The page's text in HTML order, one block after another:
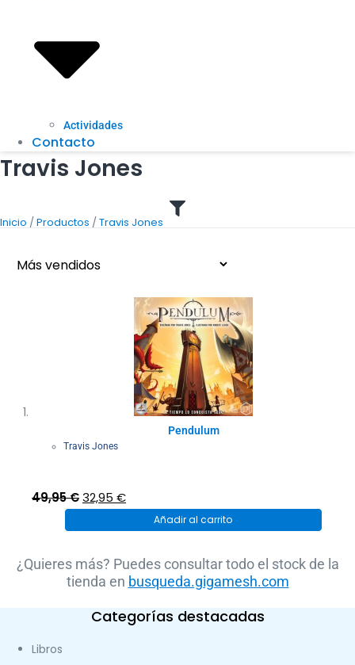
Actividades
Contacto
Travis Jones
Inicio /Productos /Travis Jones
Pendulum
Travis Jones
49,95€El
era:
49,95 €.
32,95 €El
precio
es:
32,95 €.
Añadir al carrito
¿Quieres más? Puedes consultar todo el stock de la
tienda en busqueda.gigamesh.com
Categorías destacadas
Libros